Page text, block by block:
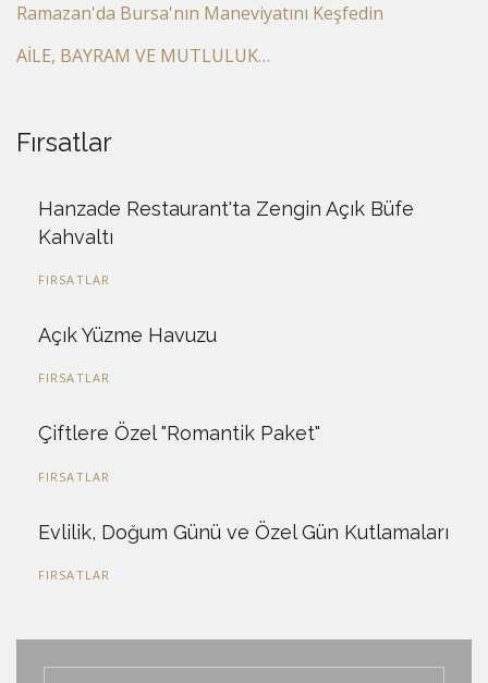
Ramazan'da Bursa'nın Maneviyatını Keşfedin
AİLE, BAYRAM VE MUTLULUK…
Fırsatlar
Hanzade Restaurant'ta Zengin Açık Büfe
Kahvaltı
FIRSATLAR
Açık Yüzme Havuzu
FIRSATLAR
Çiftlere Özel "Romantik Paket"
FIRSATLAR
Evlilik, Doğum Günü ve Özel Gün Kutlamaları
FIRSATLAR